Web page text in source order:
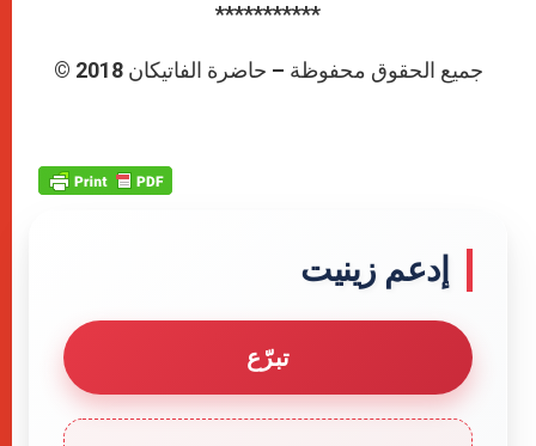
***********
© جميع الحقوق محفوظة – حاضرة الفاتيكان 2018
إدعم زينيت
تبرّع